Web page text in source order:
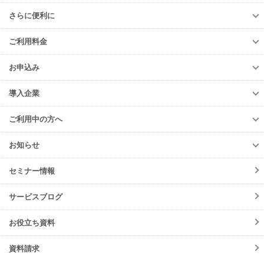
知る！産廃管理
初級編
中級編
上級編
さらに便利に
さらに便利に
TansoMiru産廃
多量排出行政報告支援サービス
再生資源利用促進支援サービス
er-contract
遠隔承認モデル
JWNETデータ取込機能
パッケージソフト
ご利用料金
ご利用料金
排出事業者様
収集運搬・
お申込み
お申込み
e-reverse.com
TansoMiru産廃
多量排出行政報告支援サービス
er-contract
再生資源利用促進支援サービス
導入企業
導入企業
収集運搬業者・
排出事業者一覧
導入事例一覧
ご利用中の方へ
ご利用中の方へ
各種お手続き
ご登録情報変更
初期設定方法
動作環境
会員規約
サービスの可用性とセキュリティ
よくあるご質問
お知らせ
お知らせ
ニュースリリース
メンテナンス
障害情報
機能リリース
イベント
セミナー情報
サービスブログ
お役立ち資料
資料請求